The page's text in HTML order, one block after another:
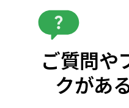
ご質問や
クがあ